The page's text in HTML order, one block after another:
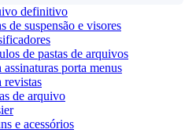
definitivo
de suspensão e visores
de pastas de arquivos
assinaturas porta menus
revistas
de arquivo
e acessórios